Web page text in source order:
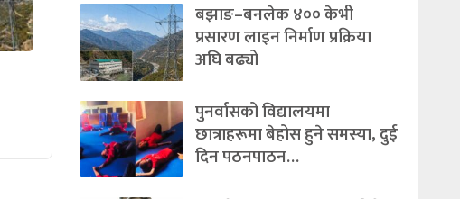
बझाङ–बनलेक ४०० केभी
प्रसारण लाइन निर्माण प्रक्रिया
अघि बढ्यो
पुनर्वासको विद्यालयमा
छात्राहरूमा बेहोस हुने समस्या, दुई
दिन पठनपाठन…